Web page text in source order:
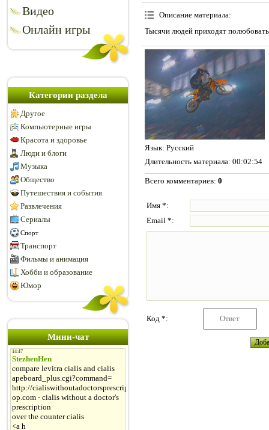
Видео
Онлайн игры
Категории раздела
Другое
Компьютерные игры
Красота и здоровье
Люди и блоги
Музыка
Общество
Путешествия и события
Развлечения
Сериалы
Спорт
Транспорт
Фильмы и анимация
Хобби и образование
Юмор
Мини-чат
Описание материала:
Тысячи людей приходят
Язык: Русский
Длительность материала: 00:02:54
Всего комментариев: 0
Имя *:
Email *:
Код *: